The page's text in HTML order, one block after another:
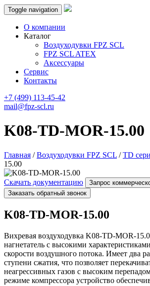
Toggle navigation
О компании
Каталог
Воздуходувки FPZ SCL
FPZ SCL ATEX
Аксессуары
Сервис
Контакты
+7 (499) 113-45-42
mail@fpz-scl.ru
K08-TD-MOR-15.00
Главная /Воздуходувки FPZ SCL /TD
15.00
Скачать документацию
Запрос
Заказать обратный звонок
K08-TD-MOR-15.00
Вихревая воздуходувка K08-TD-MOR-
нагнетатель с высокими
скорости воздушного потока. Имеет два
ступени сжатия, что позволяет
неагрессивных газов с высоким
режиме компрессора устройство